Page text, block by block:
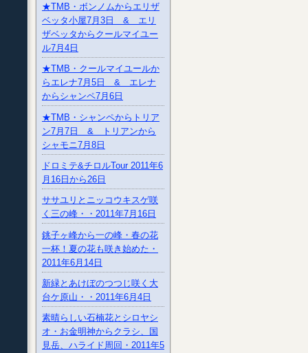
★TMB・ボンノムからエリザ
ベッタ小屋7月3日 & エリ
ザベッタからクールマイユー
ル7月4日
★TMB・クールマイユールか
らエレナ7月5日 & エレナ
からシャンペ7月6日
★TMB・シャンペからトリア
ン7月7日 & トリアンから
シャモニ7月8日
ドロミテ&チロルTour 2011年6
月16日から26日
ササユリとニッコウキスゲ咲
く三の峰・・2011年7月16日
銚子ヶ峰から一の峰・春の花
一杯！夏の花も咲き始めた・
2011年6月14日
新緑とあけぼのつつじ咲く大
台ケ原山・・2011年6月4日
素晴らしい石楠花とシロヤシ
オ・お金明神からクラシ、国
見岳、ハライド周回・2011年5